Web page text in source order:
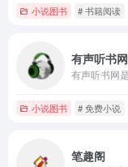
小说图书 # 书籍阅读
有声听书网
小说图书 # 免费小说
笔趣阁